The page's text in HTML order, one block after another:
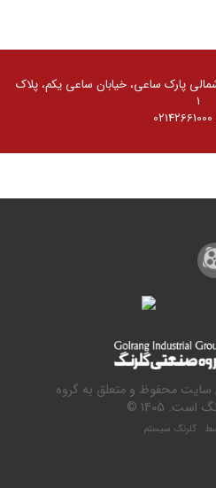
پارک ساعی، خیابان ساعی یکم، پلاک
۱
سایت محفوظ و متعلق به گروه
1405 ©
گلرنگ سیستم